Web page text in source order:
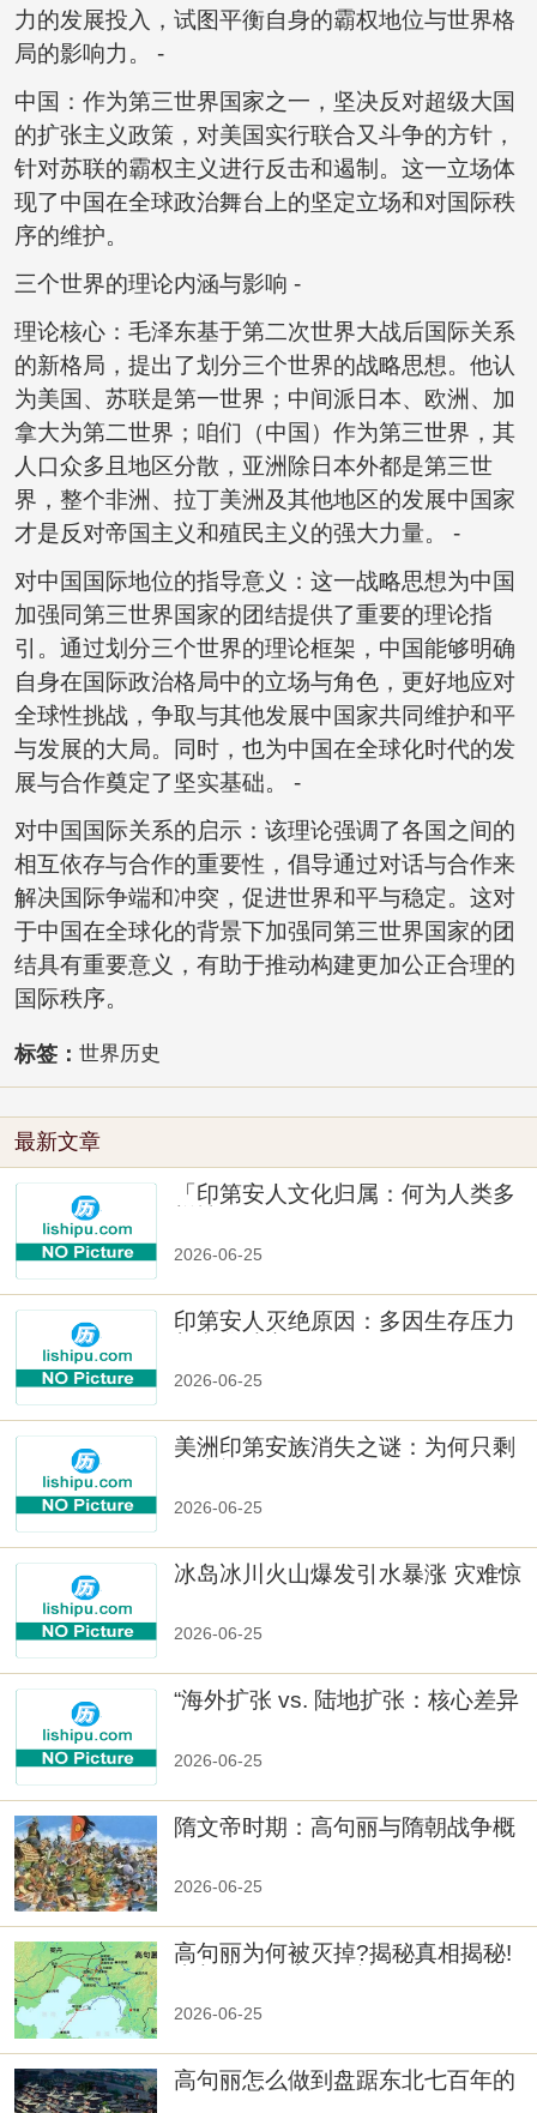
力的发展投入，试图平衡自身的霸权地位与世界格
局的影响力。 -
中国：作为第三世界国家之一，坚决反对超级大国
的扩张主义政策，对美国实行联合又斗争的方针，
针对苏联的霸权主义进行反击和遏制。这一立场体
现了中国在全球政治舞台上的坚定立场和对国际秩
序的维护。
三个世界的理论内涵与影响 -
理论核心：毛泽东基于第二次世界大战后国际关系
的新格局，提出了划分三个世界的战略思想。他认
为美国、苏联是第一世界；中间派日本、欧洲、加
拿大为第二世界；咱们（中国）作为第三世界，其
人口众多且地区分散，亚洲除日本外都是第三世
界，整个非洲、拉丁美洲及其他地区的发展中国家
才是反对帝国主义和殖民主义的强大力量。 -
对中国国际地位的指导意义：这一战略思想为中国
加强同第三世界国家的团结提供了重要的理论指
引。通过划分三个世界的理论框架，中国能够明确
自身在国际政治格局中的立场与角色，更好地应对
全球性挑战，争取与其他发展中国家共同维护和平
与发展的大局。同时，也为中国在全球化时代的发
展与合作奠定了坚实基础。 -
对中国国际关系的启示：该理论强调了各国之间的
相互依存与合作的重要性，倡导通过对话与合作来
解决国际争端和冲突，促进世界和平与稳定。这对
于中国在全球化的背景下加强同第三世界国家的团
结具有重要意义，有助于推动构建更加公正合理的
国际秩序。
标签： 世界历史
最新文章
「印第安人文化归属：何为人类多
2026-06-25
印第安人灭绝原因：多因生存压力
2026-06-25
美洲印第安族消失之谜：为何只剩
2026-06-25
冰岛冰川火山爆发引水暴涨 灾难惊
2026-06-25
“海外扩张 vs. 陆地扩张：核心差异
2026-06-25
隋文帝时期：高句丽与隋朝战争概
2026-06-25
高句丽为何被灭掉?揭秘真相揭秘!
2026-06-25
高句丽怎么做到盘踞东北七百年的